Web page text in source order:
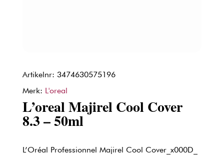
Artikelnr: 3474630575196
Merk: L'oreal
L’oreal Majirel Cool Cover
8.3 – 50ml
L’Oréal Professionnel Majirel Cool Cover_x000D_